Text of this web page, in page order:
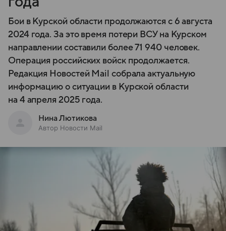
Бои в Курской области продолжаются с 6 августа
2024 года. За это время потери ВСУ на Курском
направлении составили более 71 940 человек.
Операция российских войск продолжается.
Редакция Новостей Mail собрала актуальную
информацию о ситуации в Курской области
на 4 апреля 2025 года.
Нина Лютикова
Автор Новости Mail